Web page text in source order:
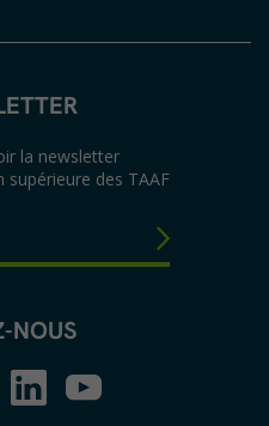
la newsletter
des TAAF
NOUS